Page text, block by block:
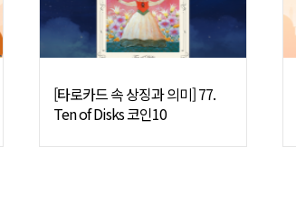
[타로카드 속 상징과 의미] 77.
Ten of Disks 코인10